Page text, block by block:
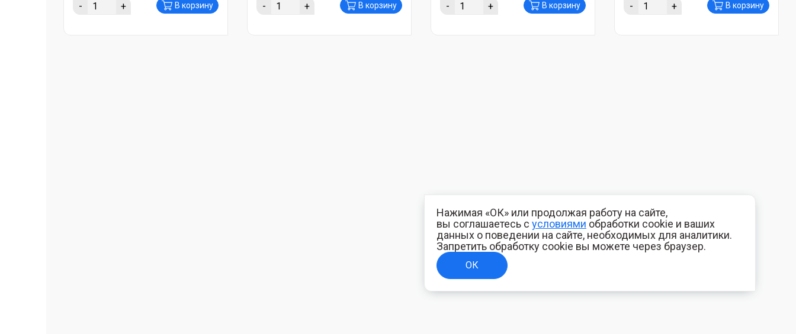
- + В корзину - + В корзину - + В корзину - + В корзину
Нажимая «ОК» или продолжая работу на сайте,
вы соглашаетесь с условиями обработки cookie и ваших
данных о поведении на сайте, необходимых для аналитики.
Запретить обработку cookie вы можете через браузер.
ОК